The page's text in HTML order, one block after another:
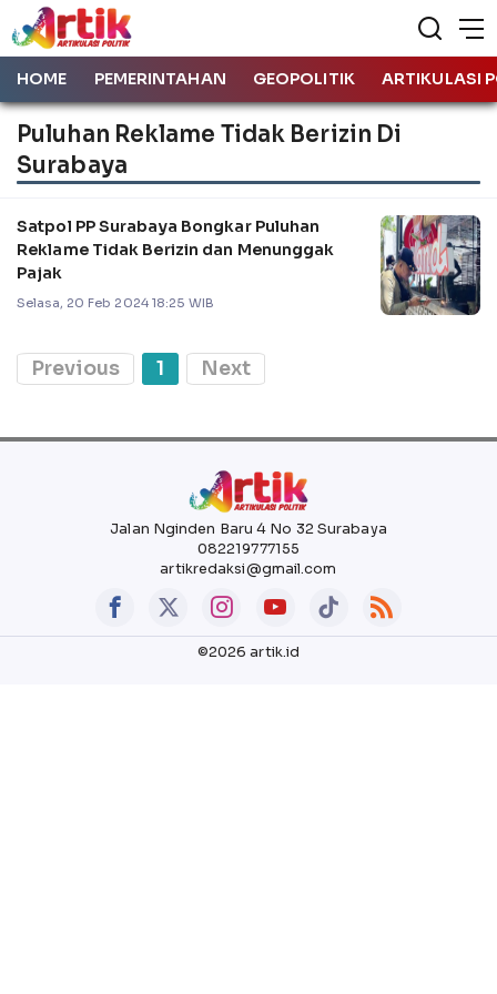
HOME PEMERINTAHAN GEOPOLITIK ARTIKULASI
Puluhan Reklame Tidak Berizin Di
Surabaya
Satpol PP Surabaya Bongkar Puluhan
Reklame Tidak Berizin dan Menunggak
Pajak
Selasa, 20 Feb 2024 18:25 WIB
Previous 1 Next
Jalan Nginden Baru 4 No 32 Surabaya
082219777155
artikredaksi@gmail.com
©2026 artik.id